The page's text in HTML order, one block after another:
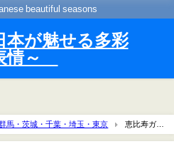
beautiful seasons
本が魅せる多彩
情～
馬・茨城・千葉・埼玉・東京
恵比寿ガー
程・時間や点灯式は？駐車場やアクセスは？